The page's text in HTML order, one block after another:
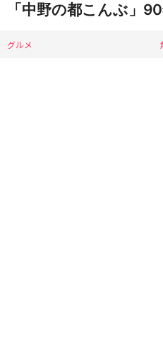
「中野の都こんぶ」
グルメ